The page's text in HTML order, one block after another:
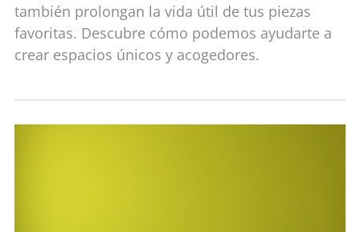
también prolongan la vida útil de tus piezas
favoritas. Descubre cómo podemos ayudarte a
crear espacios únicos y acogedores.